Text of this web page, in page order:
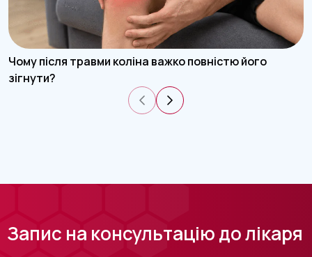
Чому після травми коліна важко повністю його
зігнути?
Запис на консультацію до лікаря